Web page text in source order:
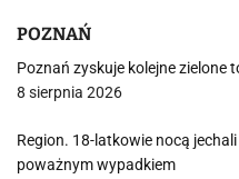
POZNAŃ
Poznań zyskuje kolejne zielone
8 sierpnia 2026
Region. 18-latkowie nocą
poważnym wypadkiem